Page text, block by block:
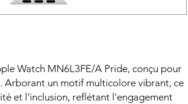
Watch MN6L3FE/A Pride, conçu pour
Arborant un motif multicolore vibrant, ce
et l'inclusion, reflétant l'engagement